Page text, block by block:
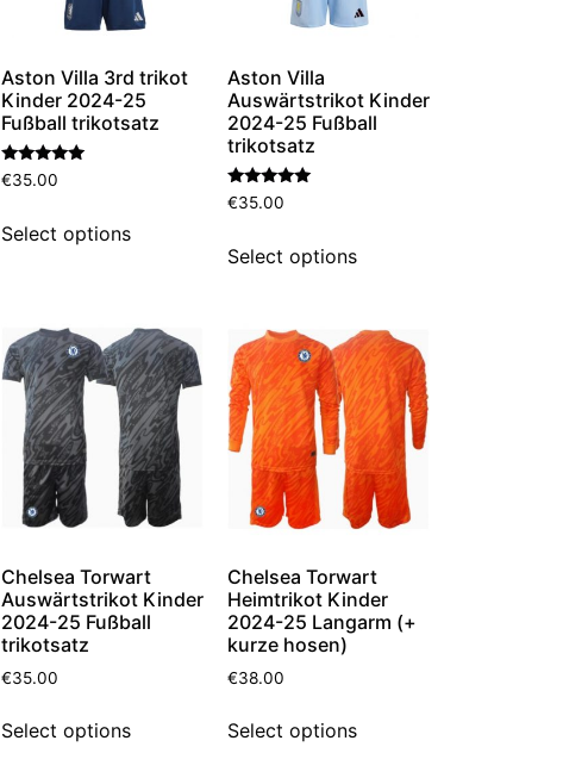
Aston Villa 3rd trikot
Kinder 2024-25
Fußball trikotsatz
Bewertet
mit
€35.00
Select options
Aston Villa
Auswärtstrikot Kinder
2024-25 Fußball
trikotsatz
Bewertet
mit
€35.00
Select options
Chelsea Torwart
Auswärtstrikot Kinder
2024-25 Fußball
trikotsatz
€35.00
Select options
Chelsea Torwart
Heimtrikot Kinder
2024-25 Langarm (+
kurze hosen)
€38.00
Select options